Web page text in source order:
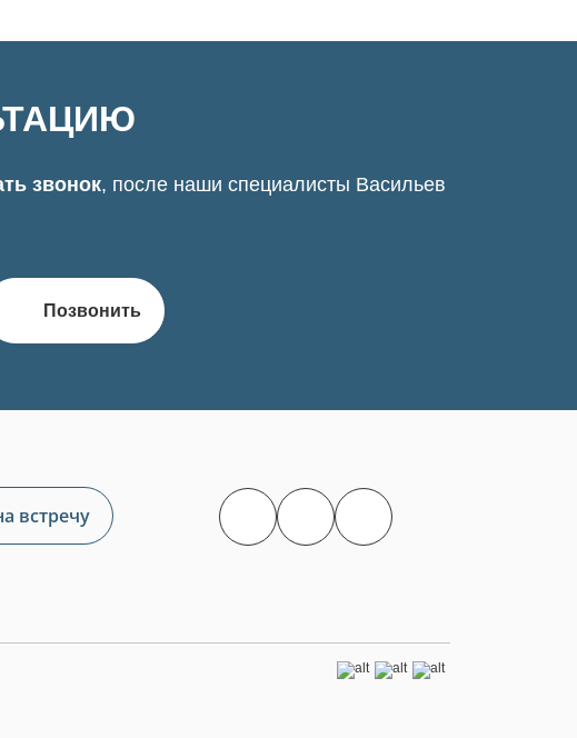
звонок, после наши специалисты Васильев
Позвонить
встречу